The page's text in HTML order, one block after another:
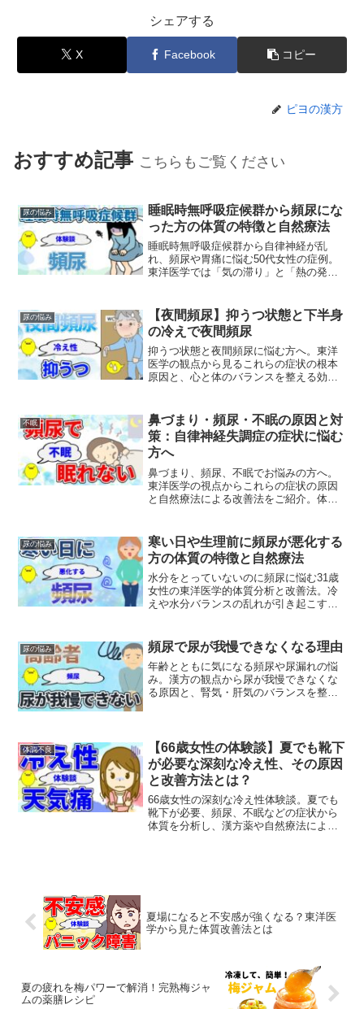
シェアする
X Facebook コピー
ピヨの漢方
おすすめ記事 こちらもご覧ください
尿の悩み
睡眠時無呼吸症候群から頻尿にな
った方の体質の特徴と自然療法
睡眠時無呼吸症候群から自律神経が乱
れ、頻尿や胃痛に悩む50代女性の症例。
東洋医学では「気の滞り」と「熱の発
プローチする方法を解説。
尿の悩み
【夜間頻尿】抑うつ状態と下半身
の冷えで夜間頻尿
抑うつ状態と夜間頻尿に悩む方へ。東洋
医学の観点から見るこれらの症状の根本
原因と、心と体のバランスを整える効果
不眠
鼻づまり・頻尿・不眠の原因と対
策：自律神経失調症の症状に悩む
方へ
鼻づまり、頻尿、不眠でお悩みの方へ。
東洋医学の視点からこれらの症状の原因
と自然療法による改善法をご紹介。体の
尿の悩み
寒い日や生理前に頻尿が悪化する
方の体質の特徴と自然療法
水分をとっていないのに頻尿に悩む31歳
女性の東洋医学的体質分析と改善法。冷
えや水分バランスの乱れが引き起こす膀
尿の悩み 頻尿で尿が我慢できなくなる理由
年齢とともに気になる頻尿や尿漏れの悩
み。漢方の観点から尿が我慢できなくな
る原因と、腎気・肝気のバランスを整え
体調不良
【66歳女性の体験談】夏でも靴下
が必要な深刻な冷え性、その原因
と改善方法とは？
66歳女性の深刻な冷え性体験談。夏でも
靴下が必要、頻尿、不眠などの症状から
体質を分析し、漢方薬や自然療法による
夏場になると不安感が強くなる？東洋医
学から見た体質改善法とは
夏の疲れを梅パワーで解消！完熟梅ジャ
ムの薬膳レシピ